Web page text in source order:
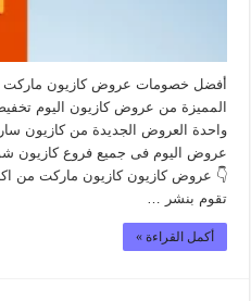
أفضل خصومات عروض كازيون ماركت
المميزة من عروض كازيون اليوم
عروض اليوم فى جميع فروع كازيون
👇 عروض كازيون كازيون ماركت من
تقوم بنشر …
أكمل القراءة »